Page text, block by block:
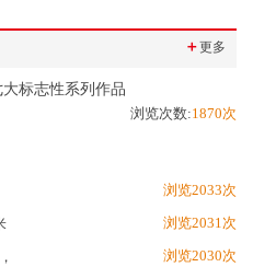
＋更多
标志性系列作品
浏览次数:1870次
浏览2033次
浏览2031次
浏览2030次